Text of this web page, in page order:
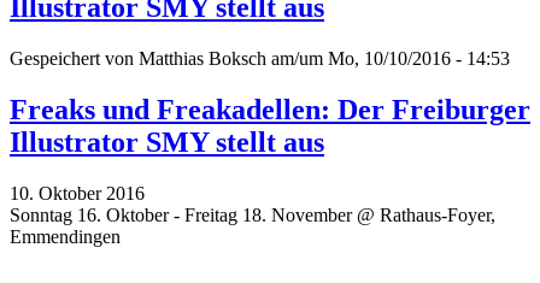
Illustrator SMY stellt aus
Gespeichert von Matthias Boksch am/um Mo, 10/10/2016 - 14:53
Freaks und Freakadellen: Der Freiburger
Illustrator SMY stellt aus
10. Oktober 2016
Sonntag 16. Oktober - Freitag 18. November @ Rathaus-Foyer,
Emmendingen